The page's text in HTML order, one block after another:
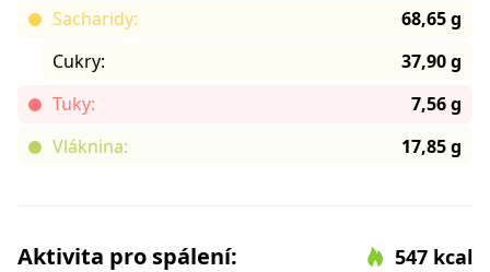
Sacharidy:
68,65 g
Cukry:
37,90 g
Tuky:
7,56 g
Vláknina:
17,85 g
Aktivita pro spálení: 547 kcal